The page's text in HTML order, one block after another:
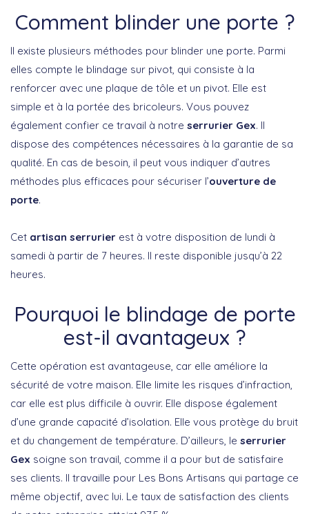
Comment blinder une porte ?
Il existe plusieurs méthodes pour blinder une porte. Parmi
elles compte le blindage sur pivot, qui consiste à la
renforcer avec une plaque de tôle et un pivot. Elle est
simple et à la portée des bricoleurs. Vous pouvez
également confier ce travail à notre serrurier Gex. Il
dispose des compétences nécessaires à la garantie de sa
qualité. En cas de besoin, il peut vous indiquer d’autres
méthodes plus efficaces pour sécuriser l’ouverture de
porte.
Cet artisan serrurier est à votre disposition de lundi à
samedi à partir de 7 heures. Il reste disponible jusqu’à 22
heures.
Pourquoi le blindage de porte
est-il avantageux ?
Cette opération est avantageuse, car elle améliore la
sécurité de votre maison. Elle limite les risques d’infraction,
car elle est plus difficile à ouvrir. Elle dispose également
d’une grande capacité d’isolation. Elle vous protège du bruit
et du changement de température. D’ailleurs, le serrurier
Gex soigne son travail, comme il a pour but de satisfaire
ses clients. Il travaille pour Les Bons Artisans qui partage ce
même objectif, avec lui. Le taux de satisfaction des clients